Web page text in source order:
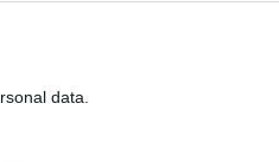
data.
meghatározó szereplője. A
egyik legfontosabb
üzlethálózatával rendelkező